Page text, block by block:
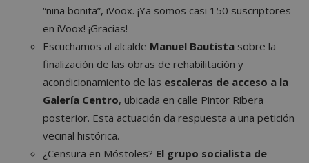
“niña bonita”, iVoox. ¡Ya somos casi 150 suscriptores
en iVoox! ¡Gracias!
Escuchamos al alcalde Manuel Bautista sobre la
finalización de las obras de rehabilitación y
acondicionamiento de las escaleras de acceso a la
Galería Centro, ubicada en calle Pintor Ribera
posterior. Esta actuación da respuesta a una petición
vecinal histórica.
¿Censura en Móstoles? El grupo socialista de